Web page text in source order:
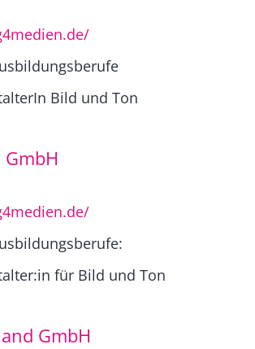
Bild und Ton
für Bild und Ton
GmbH